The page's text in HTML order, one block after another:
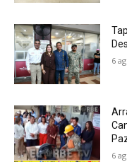
6
6